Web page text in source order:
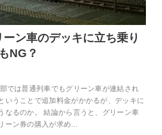
ーン車のデッキに立ち乗り
NG？
では普通列車でもグリーン車が連結され
いうことで追加料金がかかるが、デッキに
なるのか。 結論から言うと、グリーン車
ーン券の購入が求め…